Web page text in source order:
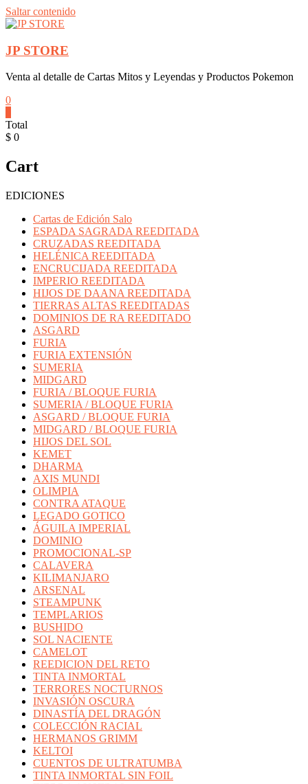
Saltar contenido
JP STORE
Venta al detalle de Cartas Mitos y Leyendas y Productos Pokemon
0
Total
$ 0
Cart
EDICIONES
Cartas de Edición Salo
ESPADA SAGRADA REEDITADA
CRUZADAS REEDITADA
HELÉNICA REEDITADA
ENCRUCIJADA REEDITADA
IMPERIO REEDITADA
HIJOS DE DAANA REEDITADA
TIERRAS ALTAS REEDITADAS
DOMINIOS DE RA REEDITADO
ASGARD
FURIA
FURIA EXTENSIÓN
SUMERIA
MIDGARD
FURIA / BLOQUE FURIA
SUMERIA / BLOQUE FURIA
ASGARD / BLOQUE FURIA
MIDGARD / BLOQUE FURIA
HIJOS DEL SOL
KEMET
DHARMA
AXIS MUNDI
OLIMPIA
CONTRA ATAQUE
LEGADO GOTICO
ÁGUILA IMPERIAL
DOMINIO
PROMOCIONAL-SP
CALAVERA
KILIMANJARO
ARSENAL
STEAMPUNK
TEMPLARIOS
BUSHIDO
SOL NACIENTE
CAMELOT
REEDICION DEL RETO
TINTA INMORTAL
TERRORES NOCTURNOS
INVASIÓN OSCURA
DINASTÍA DEL DRAGÓN
COLECCIÓN RACIAL
HERMANOS GRIMM
KELTOI
CUENTOS DE ULTRATUMBA
TINTA INMORTAL SIN FOIL